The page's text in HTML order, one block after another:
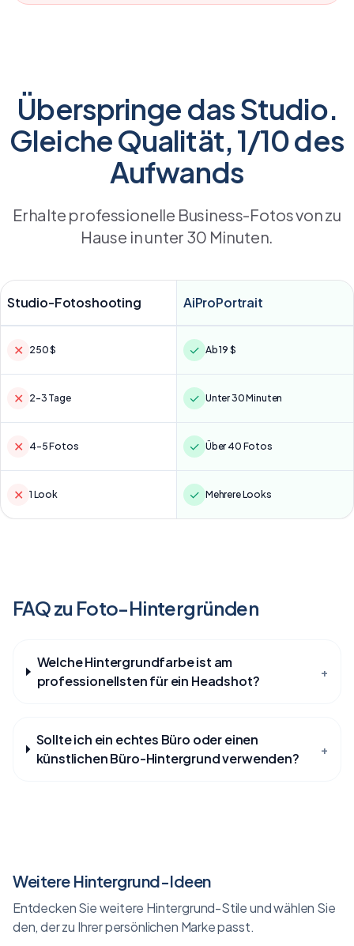
Überspringe das Studio.
Gleiche Qualität, 1/10 des
Aufwands
Erhalte professionelle Business-Fotos von zu
Hause in unter 30 Minuten.
Studio-Fotoshooting AiProPortrait
✕ 250 $ ✓ Ab 19 $
✕ 2–3 Tage ✓ Unter 30 Minuten
✕ 4–5 Fotos ✓ Über 40 Fotos
✕ 1 Look ✓ Mehrere Looks
FAQ zu Foto-Hintergründen
Welche Hintergrundfarbe ist am
professionellsten für ein Headshot?
+
Sollte ich ein echtes Büro oder einen
künstlichen Büro-Hintergrund verwenden?
+
Weitere Hintergrund-Ideen
Entdecken Sie weitere Hintergrund-Stile und wählen Sie
den, der zu Ihrer persönlichen Marke passt.